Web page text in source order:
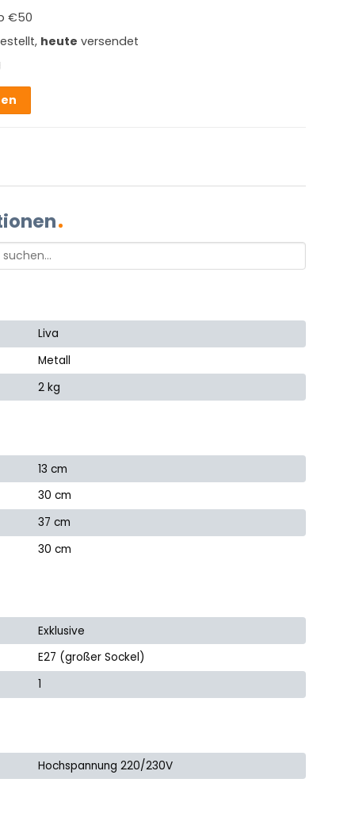
€50
heute versendet
Liva
Metall
2 kg
13 cm
30 cm
37 cm
30 cm
Exklusive
E27 (großer Sockel)
1
Hochspannung 220/230V